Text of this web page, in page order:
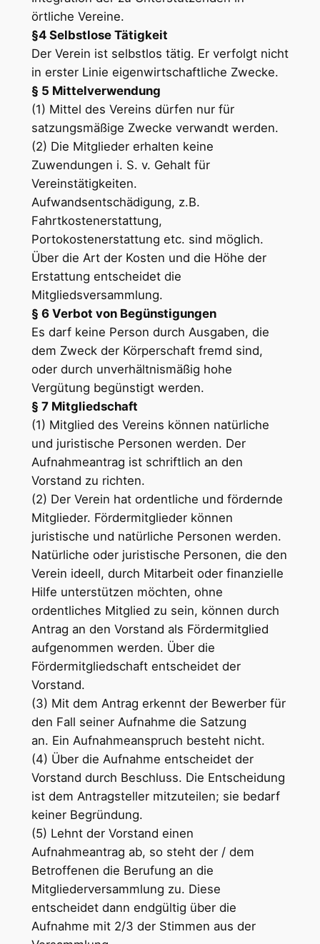
örtliche Vereine.
§4 Selbstlose Tätigkeit
Der Verein ist selbstlos tätig. Er verfolgt nicht
in erster Linie eigenwirtschaftliche Zwecke.
§ 5 Mittelverwendung
(1) Mittel des Vereins dürfen nur für
satzungsmäßige Zwecke verwandt werden.
(2) Die Mitglieder erhalten keine
Zuwendungen i. S. v. Gehalt für
Vereinstätigkeiten.
Aufwandsentschädigung, z.B.
Fahrtkostenerstattung,
Portokostenerstattung etc. sind möglich.
Über die Art der Kosten und die Höhe der
Erstattung entscheidet die
Mitgliedsversammlung.
§ 6 Verbot von Begünstigungen
Es darf keine Person durch Ausgaben, die
dem Zweck der Körperschaft fremd sind,
oder durch unverhältnismäßig hohe
Vergütung begünstigt werden.
§ 7 Mitgliedschaft
(1) Mitglied des Vereins können natürliche
und juristische Personen werden. Der
Aufnahmeantrag ist schriftlich an den
Vorstand zu richten.
(2) Der Verein hat ordentliche und fördernde
Mitglieder. Fördermitglieder können
juristische und natürliche Personen werden.
Natürliche oder juristische Personen, die den
Verein ideell, durch Mitarbeit oder finanzielle
Hilfe unterstützen möchten, ohne
ordentliches Mitglied zu sein, können durch
Antrag an den Vorstand als Fördermitglied
aufgenommen werden. Über die
Fördermitgliedschaft entscheidet der
Vorstand.
(3) Mit dem Antrag erkennt der Bewerber für
den Fall seiner Aufnahme die Satzung
an. Ein Aufnahmeanspruch besteht nicht.
(4) Über die Aufnahme entscheidet der
Vorstand durch Beschluss. Die Entscheidung
ist dem Antragsteller mitzuteilen; sie bedarf
keiner Begründung.
(5) Lehnt der Vorstand einen
Aufnahmeantrag ab, so steht der / dem
Betroffenen die Berufung an die
Mitgliederversammlung zu. Diese
entscheidet dann endgültig über die
Aufnahme mit 2/3 der Stimmen aus der